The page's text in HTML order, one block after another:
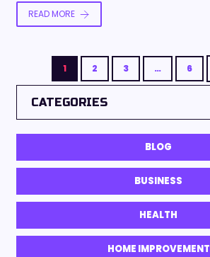
READ MORE
1 2 3 … 6
CATEGORIES
BLOG
BUSINESS
HEALTH
HOME IMPROVEMENT